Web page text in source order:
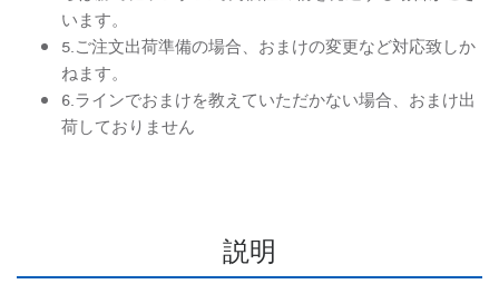
います。
5.ご注文出荷準備の場合、おまけの変更など対応致しか
ねます。
6.ラインでおまけを教えていただかない場合、おまけ出
荷しておりません
説明